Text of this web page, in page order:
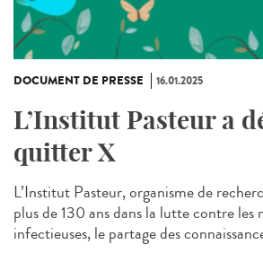
DOCUMENT DE PRESSE 16.01.2025
L’Institut Pasteur a
quitter X
L’Institut Pasteur, organisme de
plus de 130 ans dans la lutte contre les
infectieuses, le partage des